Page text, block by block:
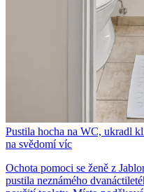
Pustila hocha na WC, ukradl
na svědomí víc
Ochota pomoci se ženě z
pustila neznámého